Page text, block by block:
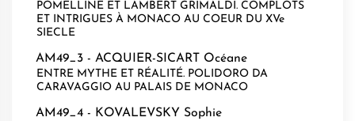
POMELLINE ET LAMBERT GRIMALDI. COMPLOTS
ET INTRIGUES À MONACO AU COEUR DU XVe
SIECLE
AM49_3 - ACQUIER-SICART Océane
ENTRE MYTHE ET RÉALITÉ. POLIDORO DA
CARAVAGGIO AU PALAIS DE MONACO
AM49_4 - KOVALEVSKY Sophie